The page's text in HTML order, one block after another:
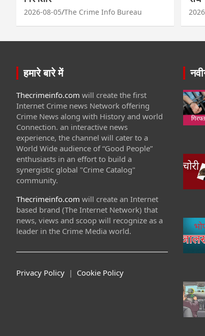
2026-08-05 The Crime Info Bureau
हमारे बारे में
Thecrimeinfo.com will create the first
Internet Crime news Network offering
Crime News along with History and world
Connection. an interactive news
experience, the channel will cater to a
World Wide audience of “Good People”
enthusiasts in an effort to build a
synergistic global "Crime Catalog"
community.
Thecrimeinfo.com will create an Internet
based brand (The Internet Network) that
news, views and scoop will recognize as a
leader in the Crime Media world.
Privacy Policy | Cookie Policy